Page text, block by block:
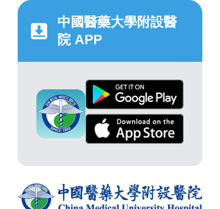
中國醫藥大學附設醫
院 APP